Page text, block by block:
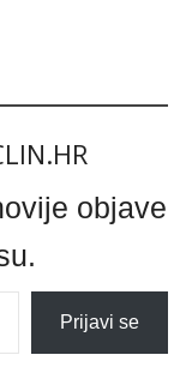
objave
Prijavi se